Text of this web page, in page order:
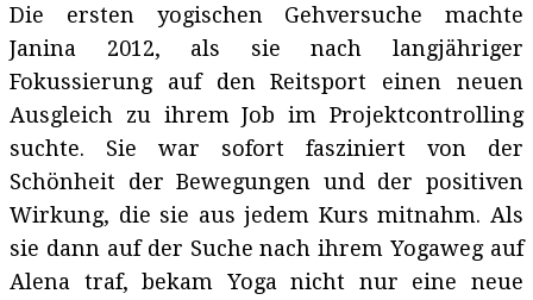
Die ersten yogischen Gehversuche machte
Janina 2012, als sie nach langjähriger
Fokussierung auf den Reitsport einen neuen
Ausgleich zu ihrem Job im Projektcontrolling
suchte. Sie war sofort fasziniert von der
Schönheit der Bewegungen und der positiven
Wirkung, die sie aus jedem Kurs mitnahm. Als
sie dann auf der Suche nach ihrem Yogaweg auf
Alena traf, bekam Yoga nicht nur eine neue